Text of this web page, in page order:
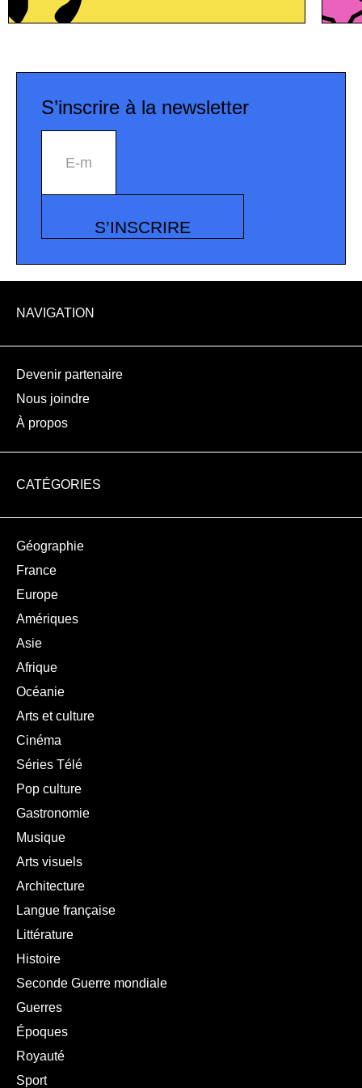
S’inscrire à la newsletter
E-mail
S’INSCRIRE
NAVIGATION
Devenir partenaire
Nous joindre
À propos
CATÉGORIES
Géographie
France
Europe
Amériques
Asie
Afrique
Océanie
Arts et culture
Cinéma
Séries Télé
Pop culture
Gastronomie
Musique
Arts visuels
Architecture
Langue française
Littérature
Histoire
Seconde Guerre mondiale
Guerres
Époques
Royauté
Sport